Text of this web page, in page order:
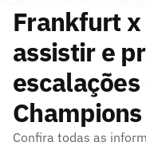
Frankfurt
assistir e
Confira todas as